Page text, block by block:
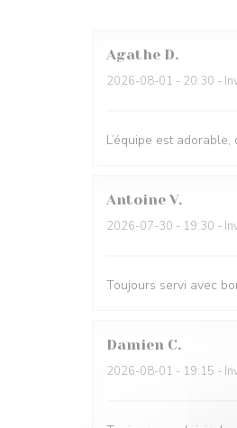
Agathe D
2026-08-01 - 20:30 -
L’équipe est
Antoine V
2026-07-30 - 19:30 -
Toujours servi avec
Damien C
2026-08-01 - 19:15 -